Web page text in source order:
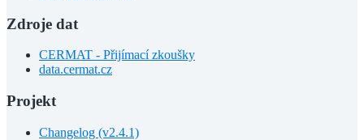
Zdroje dat
CERMAT - Přijímací zkoušky
data.cermat.cz
Projekt
Changelog (v2.4.1)